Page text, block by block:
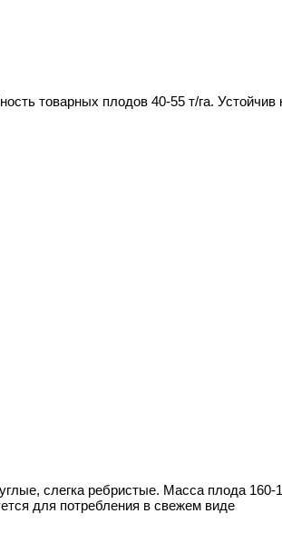
товарных плодов 40-55 т/га.
слегка ребристые. Масса плода 160-
для потребления в свежем виде